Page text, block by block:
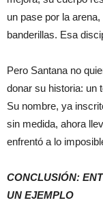
un pase por la
banderillas. Esa
Pero Santana no
donar su historia: un
Su nombre, ya
sin medida, ahora
enfrentó a lo
CONCLUSIÓN:
UN EJEMPLO